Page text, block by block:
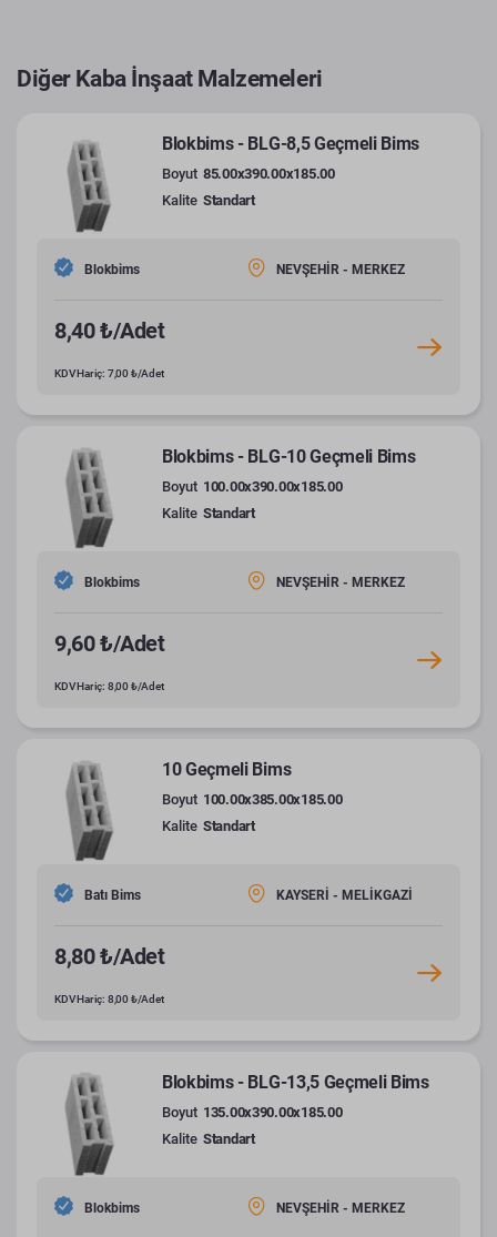
Diğer Kaba İnşaat Malzemeleri
Blokbims - BLG-8,5 Geçmeli Bims
Boyut 85.00x390.00x185.00
Kalite Standart
Blokbims NEVŞEHİR - MERKEZ
8,40 ₺/Adet
KDV Hariç: 7,00 ₺/Adet
Blokbims - BLG-10 Geçmeli Bims
Boyut 100.00x390.00x185.00
Kalite Standart
Blokbims NEVŞEHİR - MERKEZ
9,60 ₺/Adet
KDV Hariç: 8,00 ₺/Adet
10 Geçmeli Bims
Boyut 100.00x385.00x185.00
Kalite Standart
Batı Bims KAYSERİ - MELİKGAZİ
8,80 ₺/Adet
KDV Hariç: 8,00 ₺/Adet
Blokbims - BLG-13,5 Geçmeli Bims
Boyut 135.00x390.00x185.00
Kalite Standart
Blokbims NEVŞEHİR - MERKEZ